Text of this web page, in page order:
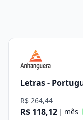
Letras -
R$ 264,44
R$ 118,12 | mês